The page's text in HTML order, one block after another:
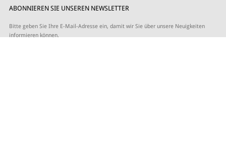
ABONNIEREN SIE UNSEREN NEWSLETTER
Bitte geben Sie Ihre E-Mail-Adresse ein, damit wir Sie über unsere Neuigkeiten
informieren können.